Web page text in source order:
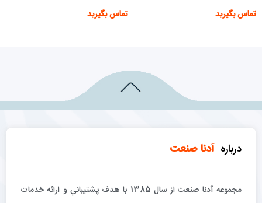
تماس بگیرید
تماس بگیرید
درباره آدنا صنعت
مجموعه آدنا صنعت از سال 1385 با هدف پشتيباني و ارائه خدمات